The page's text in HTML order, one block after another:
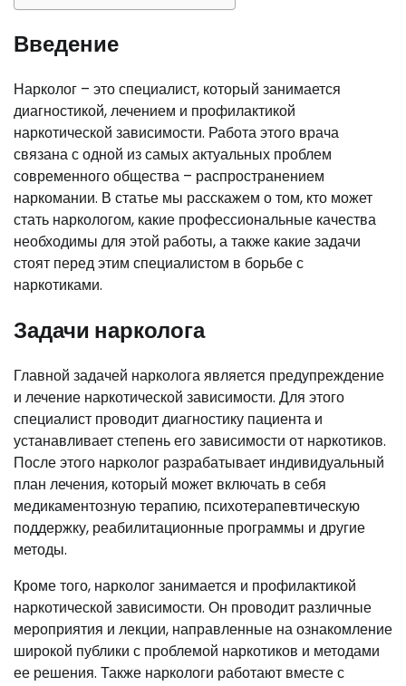
Введение
Нарколог – это специалист, который занимается
диагностикой, лечением и профилактикой
наркотической зависимости. Работа этого врача
связана с одной из самых актуальных проблем
современного общества – распространением
наркомании. В статье мы расскажем о том, кто может
стать наркологом, какие профессиональные качества
необходимы для этой работы, а также какие задачи
стоят перед этим специалистом в борьбе с
наркотиками.
Задачи нарколога
Главной задачей нарколога является предупреждение
и лечение наркотической зависимости. Для этого
специалист проводит диагностику пациента и
устанавливает степень его зависимости от наркотиков.
После этого нарколог разрабатывает индивидуальный
план лечения, который может включать в себя
медикаментозную терапию, психотерапевтическую
поддержку, реабилитационные программы и другие
методы.
Кроме того, нарколог занимается и профилактикой
наркотической зависимости. Он проводит различные
мероприятия и лекции, направленные на ознакомление
широкой публики с проблемой наркотиков и методами
ее решения. Также наркологи работают вместе с